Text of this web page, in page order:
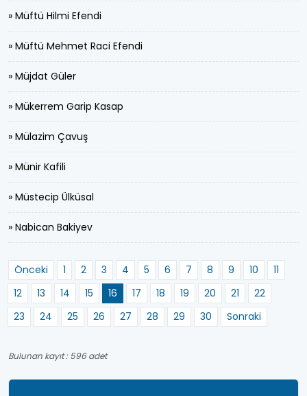
» Müftü Hilmi Efendi
» Müftü Mehmet Raci Efendi
» Müjdat Güler
» Mükerrem Garip Kasap
» Mülazim Çavuş
» Münir Kafili
» Müstecip Ülküsal
» Nabican Bakiyev
Önceki 1 2 3 4 5 6 7 8 9 10
11
12
13 14 15 16 17 18 19 20 21
22
23
24 25 26 27 28 29 30 Sonraki
Bulunan kayıt : 596 adet